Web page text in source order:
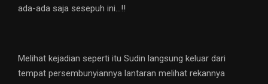
ada-ada saja sesepuh ini…!!
Melihat kejadian seperti itu Sudin langsung keluar dari
tempat persembunyiannya lantaran melihat rekannya